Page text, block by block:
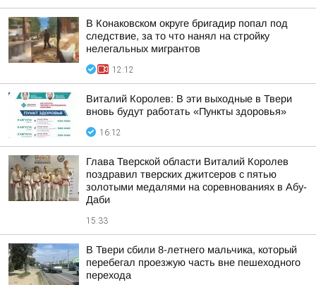
В Конаковском округе бригадир попал под
следствие, за то что нанял на стройку
нелегальных мигрантов
12:12
Виталий Королев: В эти выходные в Твери
вновь будут работать «Пункты здоровья»
16:12
Глава Тверской области Виталий Королев
поздравил тверских джитсеров с пятью
золотыми медалями на соревнованиях в Абу-
Даби
15:33
В Твери сбили 8-летнего мальчика, который
перебегал проезжую часть вне пешеходного
перехода